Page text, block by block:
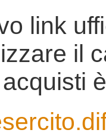
link
il